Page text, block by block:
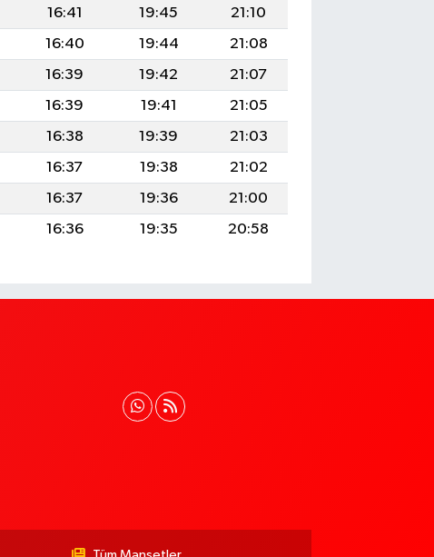
16:41 19:45
21:10
16:40 19:44
21:08
16:39 19:42
21:07
16:39 19:41
21:05
16:38 19:39
21:03
16:37 19:38
21:02
16:37 19:36
21:00
16:36 19:35 20:58